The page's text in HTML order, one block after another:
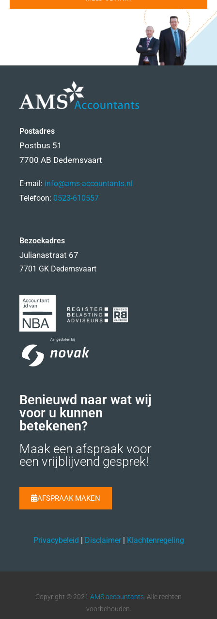
Postadres
Postbus 51
7700 AB Dedemsvaart
E-mail: info@ams-accountants.nl
Telefoon: 0523-610557
Bezoekadres
Julianastraat 67
7701 GK Dedemsvaart
Benieuwd naar wat wij
voor u kunnen
betekenen?
Maak een afspraak voor
een vrijblijvend gesprek!
AFSPRAAK MAKEN
Privacybeleid | Disclaimer| Klachtenregeling
Copyright © 2021 AMS accountants . Alle rechten
voorbehouden.